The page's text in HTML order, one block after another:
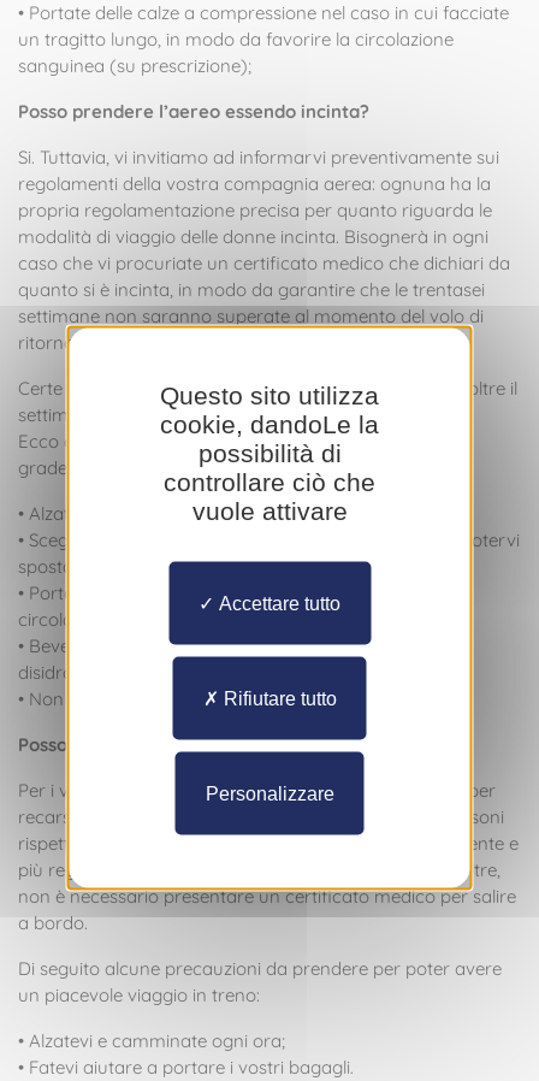
• Portate delle calze a compressione nel caso in cui facciate
un tragitto lungo, in modo da favorire la circolazione
sanguinea (su prescrizione);
Posso prendere l’aereo essendo incinta?
Si. Tuttavia, vi invitiamo ad informarvi preventivamente sui
regolamenti della vostra compagnia aerea: ognuna ha la
propria regolamentazione precisa per quanto riguarda le
modalità di viaggio delle donne incinta. Bisognerà in ogni
caso che vi procuriate un certificato medico che dichiari da
quanto si è incinta, in modo da garantire che le trentasei
settimane non saranno superate al momento del volo di
ritorno.
Certe compagnie aeree rifiutano a priori di imbarcare oltre il
settimo mese di gravidanza.
Ecco qualche precauzione da prendere per un viaggio
gradevole e sicuro in aereo:
• Alzatevi e camminate regolarmente;
• Scegliete un sedile dal lato del corridoio, in modo da potervi
spostare facilmente;
• Portate delle calze a compressione per migliorare la
circolazione venosa, evitare gli edemi e le trombosi;
• Bevete regolarmente dell’acqua per evitare la
disidratazione;
• Non portate bagagli troppo pesanti
Posso prendere il treno incinta?
Per i viaggi di 3-4 ore, il treno resta la migliore opzione per
recarsi sul vostro luogo di vacanze. Ci sono meno scossoni
rispetto alla macchina e potrete camminare più facilmente e
più regolarmente che in una macchina o un aereo. Inoltre,
non è necessario presentare un certificato medico per salire
a bordo.
Di seguito alcune precauzioni da prendere per poter avere
un piacevole viaggio in treno:
• Alzatevi e camminate ogni ora;
• Fatevi aiutare a portare i vostri bagagli.
Questo sito utilizza
cookie, dandoLe la
possibilità di
controllare ciò che
vuole attivare
Accettare tutto
Rifiutare tutto
Personalizzare